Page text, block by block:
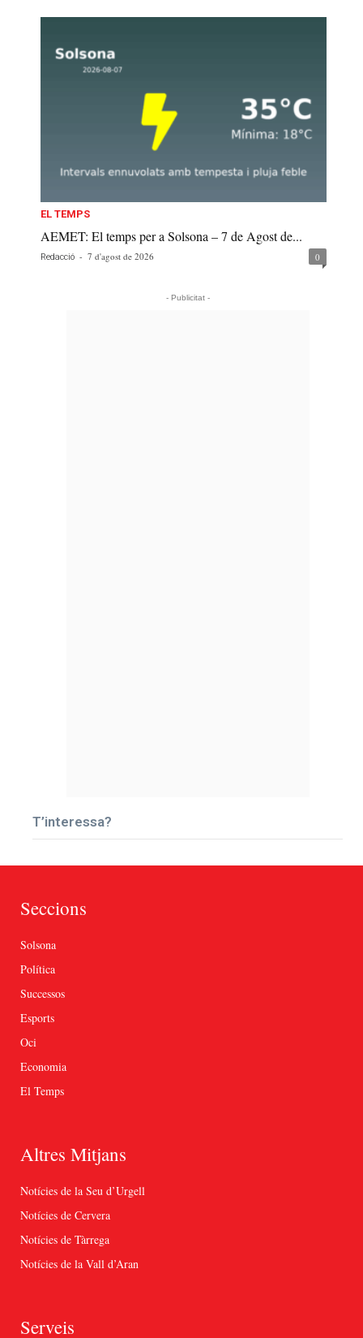
EL TEMPS
AEMET: El temps per a Solsona – 7 de Agost de...
Redacció - 7 d'agost de 2026 0
- Publicitat -
T’interessa?
Seccions
Solsona
Política
Successos
Esports
Oci
Economia
El Temps
Altres Mitjans
Notícies de la Seu d’Urgell
Notícies de Cervera
Notícies de Tàrrega
Notícies de la Vall d’Aran
Serveis